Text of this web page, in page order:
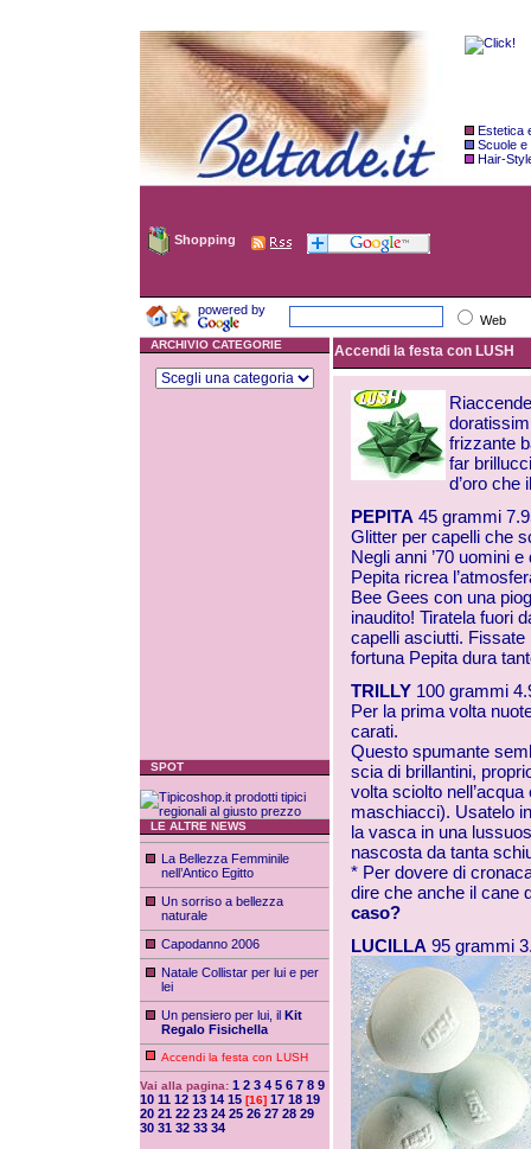
Estetica
Scuole e
Hair-
Shopping
powered by
Web
ARCHIVIO CATEGORIE
SPOT
LE ALTRE NEWS
La Bellezza Femminile
nell’Antico Egitto
Un sorriso a bellezza
naturale
Capodanno 2006
Natale Collistar per lui e per
lei
Un pensiero per lui, il Kit
Regalo Fisichella
Accendi la festa con LUSH
Vai alla pagina: 1 2 3 4 5 6 7 8 9
10 11 12 13 14 15 [16] 17 18 19
20 21 22 23 24 25 26 27 28 29
30 31 32 33 34
Accendi la festa con LUSH
frizzante
far
d’oro che
PEPITA 45 grammi
Glitter per capelli che
Negli anni ’70 uomini
Pepita ricrea
Bee Gees con una
inaudito! Tiratela fuori
capelli asciutti. Fissate
fortuna Pepita dura
TRILLY 100 grammi
Per la prima volta
carati.
Questo spumante
scia di brillantini,
volta sciolto
maschiacci). Usatelo
la vasca in una
nascosta da tanta
* Per dovere di
dire che anche il cane
caso?
LUCILLA 95 grammi